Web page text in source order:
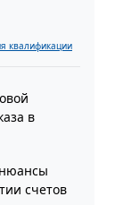
квалификации
в
счетов